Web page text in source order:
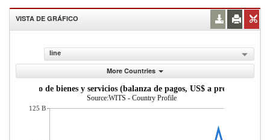
VISTA DE GRÁFICO
line
More Countries
neto de bienes y servicios (balanza de pagos, US$ a precios
Source:WITS - Country Profile
125 B